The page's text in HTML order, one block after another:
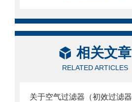
相关文章
RELATED ARTICLES